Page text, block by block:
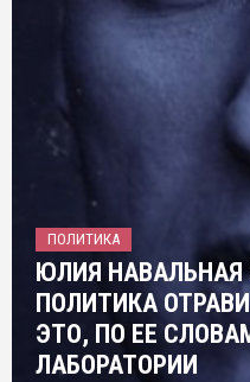
ПОЛИТИКА
ЮЛИЯ НАВАЛЬНАЯ
ПОЛИТИКА
ЭТО, ПО ЕЕ
ЛАБОРАТОРИИ